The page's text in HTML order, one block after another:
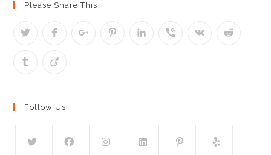
Please Share This
Follow Us